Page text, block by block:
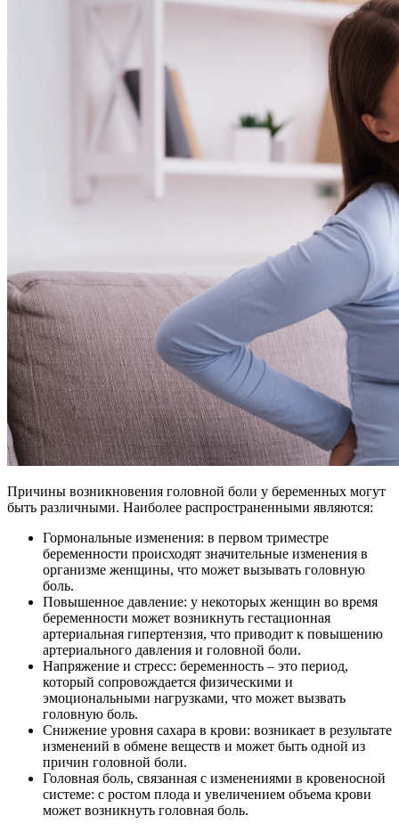
Причины возникновения головной боли у беременных могут
быть различными. Наиболее распространенными являются:
Гормональные изменения: в первом триместре
беременности происходят значительные изменения в
организме женщины, что может вызывать головную
боль.
Повышенное давление: у некоторых женщин во время
беременности может возникнуть гестационная
артериальная гипертензия, что приводит к повышению
артериального давления и головной боли.
Напряжение и стресс: беременность – это период,
который сопровождается физическими и
эмоциональными нагрузками, что может вызвать
головную боль.
Снижение уровня сахара в крови: возникает в результате
изменений в обмене веществ и может быть одной из
причин головной боли.
Головная боль, связанная с изменениями в кровеносной
системе: с ростом плода и увеличением объема крови
может возникнуть головная боль.